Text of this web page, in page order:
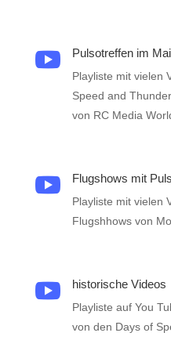
 Pulsotreffen im
Playliste mit vielen
Speed and
von RC Media
 Flugshows mit
Playliste mit vielen
Flugshhows von
 historische Videos
Playliste auf You
von den Days of